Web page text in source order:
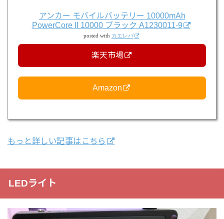
アンカー モバイルバッテリー 10000mAh
PowerCore II 10000 ブラック A1230011-9
posted with カエレバ
楽天市場
Amazon
もっと詳しい記事はこちら
LEDライト